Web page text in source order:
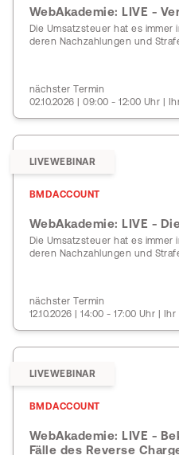
WebAkademie: LIVE -
Die Umsatzsteuer hat es
deren Nachzahlungen und
nächster Termin
02.10.2026 | 09:00 - 12:00 Uhr |
LIVEWEBINAR
BMDACCOUNT
WebAkademie: LIVE -
Die Umsatzsteuer hat es
deren Nachzahlungen und
nächster Termin
12.10.2026 | 14:00 - 17:00 Uhr |
LIVEWEBINAR
BMDACCOUNT
WebAkademie: LIVE -
Fälle des Reverse